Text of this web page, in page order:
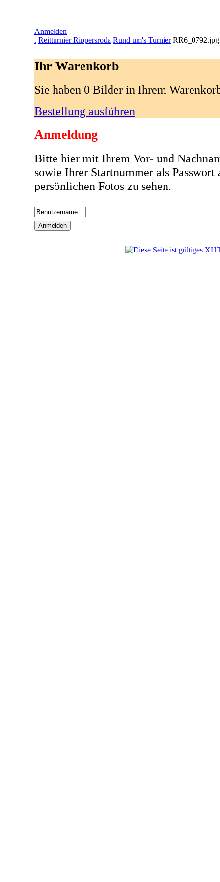
Anmelden
. Reitturnier Rippersroda Rund um's Turnier RR6_0792.jpg
Ihr Warenkorb
Sie haben 0 Bilder in Ihrem
Bestellung ausführen
Anmeldung
Bitte hier mit Ihrem Vor- und
sowie Ihrer Startnummer als Passwort
persönlichen Fotos zu sehen.